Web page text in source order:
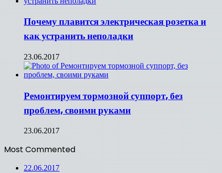
Почему плавится электрическая розетка и
как устранить неполадки
23.06.2017
Ремонтируем тормозной суппорт, без
проблем, своими руками
23.06.2017
Most Commented
22.06.2017